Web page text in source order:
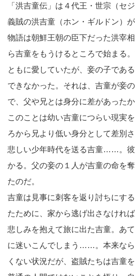
「洪吉童伝」は４代王・世宗（セ
義賊の洪吉童（ホン・ギルドン）
物語は朝鮮王朝の臣下だった洪宰
ら吉童をもうけるところで始まる
ともに愛していたが、妾の子であ
できなかった。それは、吉童が妾
で、父や兄とは身分に差があったか
このことは幼い吉童につらい現実
ろから兄より低い身分として差別さ
悲しい少年時代を送る吉童……。
かる。父の妾の１人が吉童の命を
たのだ。
吉童は見事に刺客を返り討ちにす
たために、家から逃げ出さなけれ
悲しみを抱えて旅に出た吉童。あ
に迷いこんでしまう……。本来な
くない状況だが、盗賊たちは吉童